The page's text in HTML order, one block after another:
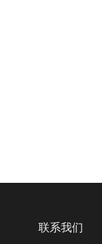
联系我们